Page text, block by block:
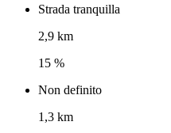
Strada tranquilla
2,9 km
15 %
Non definito
1,3 km